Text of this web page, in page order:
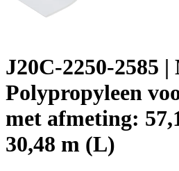
J20C-2250-2585
Polypropyleen
met afmeting:
30,48 m (L)